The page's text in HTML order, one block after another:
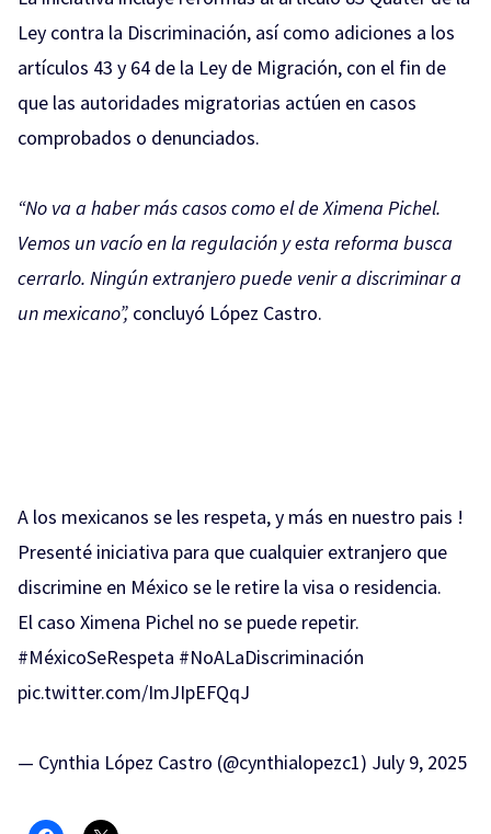
Ley contra la Discriminación, así como adiciones a los
artículos 43 y 64 de la Ley de Migración, con el fin de
que las autoridades migratorias actúen en casos
comprobados o denunciados.
“No va a haber más casos como el de Ximena Pichel.
Vemos un vacío en la regulación y esta reforma busca
cerrarlo. Ningún extranjero puede venir a discriminar a
un mexicano”, concluyó López Castro.
A los mexicanos se les respeta, y más en nuestro pais !
Presenté iniciativa para que cualquier extranjero que
discrimine en México se le retire la visa o residencia.
El caso Ximena Pichel no se puede repetir.
#MéxicoSeRespeta #NoALaDiscriminación
pic.twitter.com/ImJIpEFQqJ
— Cynthia López Castro (@cynthialopezc1) July 9, 2025